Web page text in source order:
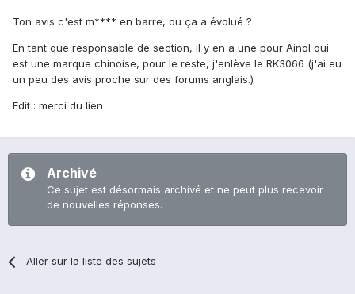
Ton avis c'est m**** en barre, ou ça a évolué ?
En tant que responsable de section, il y en a une pour Ainol qui
est une marque chinoise, pour le reste, j'enlève le RK3066 (j'ai eu
un peu des avis proche sur des forums anglais.)
Edit : merci du lien
Archivé
Ce sujet est désormais archivé et ne peut plus recevoir
de nouvelles réponses.
Aller sur la liste des sujets